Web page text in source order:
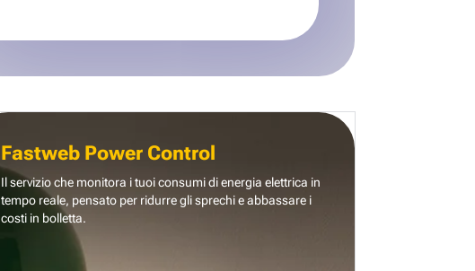
Fastweb Power Control
Il servizio che monitora i tuoi consumi di energia elettrica in
tempo reale, pensato per ridurre gli sprechi e abbassare i
costi in bolletta.